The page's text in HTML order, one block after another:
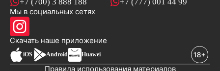
Мы в социальных сетях
Скачать наше приложениеновостей
iOS Android Huawei
Правила использования материалов